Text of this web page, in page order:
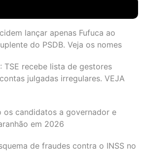
lançar apenas Fufuca ao
do PSDB. Veja os nomes
TSE recebe lista de gestores
julgadas irregulares. VEJA
os candidatos a governador e
em 2026
de fraudes contra o INSS no